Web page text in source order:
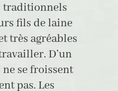
traditionnels
fils de laine
très agréables
D’un
se froissent
pas. Les